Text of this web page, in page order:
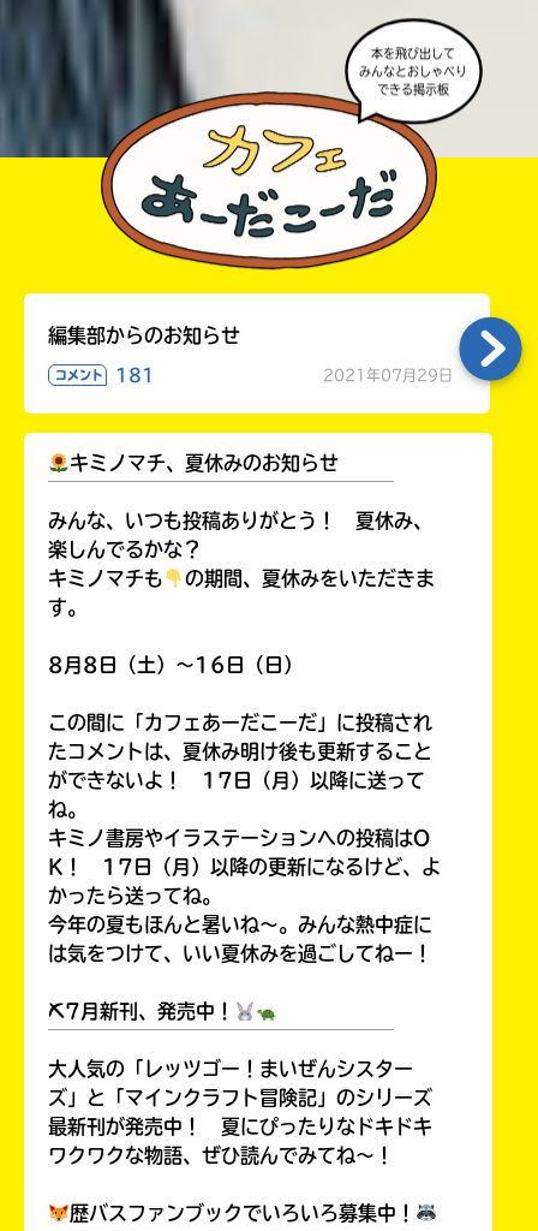
本を飛び出して
みんなとおしゃべり
できる掲示板
編集部からのお知らせ
コメント 181 2021年07月29日
キミノマチ、夏休みのお知らせ
みんな、いつも投稿ありがとう！ 夏休み、
楽しんでるかな？
キミノマチも
の期間、夏休みをいただきま
す。
8月8日（土）～16日（日）
この間に「カフェあーだこーだ」に投稿され
たコメントは、夏休み明け後も更新すること
ができないよ！ 17日（月）以降に送って
ね。
キミノ書房やイラステーションへの投稿はO
K！ 17日（月）以降の更新になるけど、よ
かったら送ってね。
今年の夏もほんと暑いね～。みんな熱中症に
は気をつけて、いい夏休みを過ごしてねー！
⛏7月新刊、発売中！
大人気の「レッツゴー！まいぜんシスター
ズ」と「マインクラフト冒険記」のシリーズ
最新刊が発売中！ 夏にぴったりなドキドキ
ワクワクな物語、ぜひ読んでみてね～！
歴バスファンブックでいろいろ募集中！